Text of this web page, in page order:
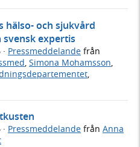
hälso- och sjukvård
expertis
· Pressmeddelande från
Simona Mohamsson
· Pressmeddelande från Anna